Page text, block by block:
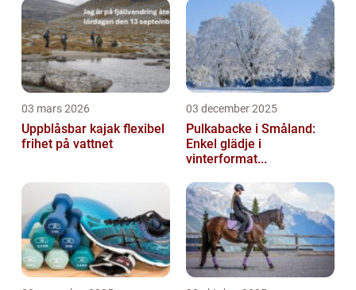
03 mars 2026
Uppblåsbar kajak flexibel
frihet på vattnet
03 december 2025
Pulkabacke i Småland:
Enkel glädje i
vinterformat...